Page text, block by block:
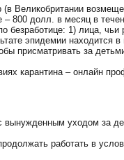
Великобритании
800 долл. в месяц в
безработице: 1) лица,
эпидемии находится
присматривать за
карантина – онлайн
вынужденным уходом за
работать в